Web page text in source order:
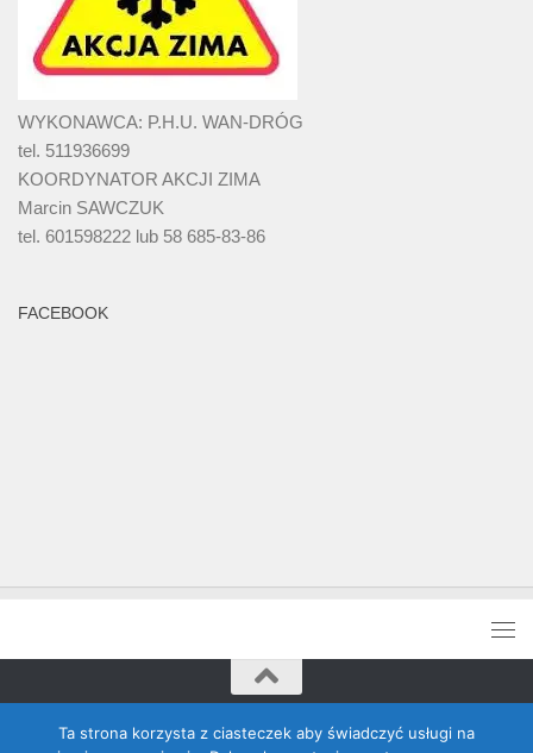
WYKONAWCA: P.H.U. WAN-DRÓG
tel. 511936699
KOORDYNATOR AKCJI ZIMA
Marcin SAWCZUK
tel. 601598222 lub 58 685-83-86
FACEBOOK
Rada Banino © 2026. Wszelkie prawa zastrzeżone
Ta strona korzysta z ciasteczek aby świadczyć usługi na